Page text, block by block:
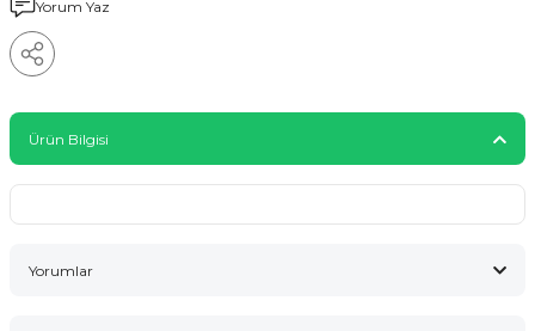
Yorum Yaz
Ürün Bilgisi
Yorumlar